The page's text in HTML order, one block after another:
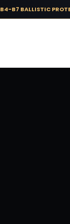
B4-B7 BALLISTIC